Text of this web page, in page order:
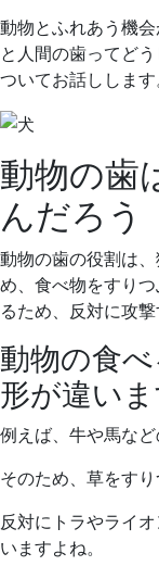
動物とふれあう機
と人間の歯ってど
ついてお話しします
動物の歯
んだろう
動物の歯の役割は
め、食べ物をすり
るため、反対に攻
動物の食
形が違い
例えば、牛や馬な
そのため、草をす
反対にトラやライ
いますよね。